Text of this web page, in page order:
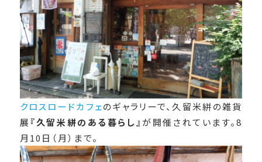
クロスロードカフェのギャラリーで、久留米絣の雑貨
展『久留米絣のある暮らし』 が開催されています。8
月10日（月）まで。